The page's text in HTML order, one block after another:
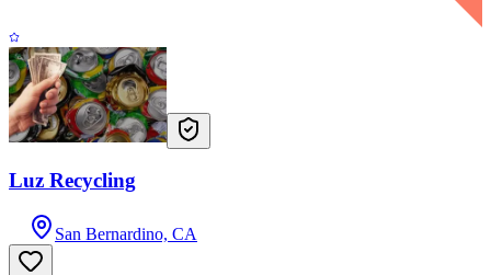
Luz Recycling
San Bernardino, CA